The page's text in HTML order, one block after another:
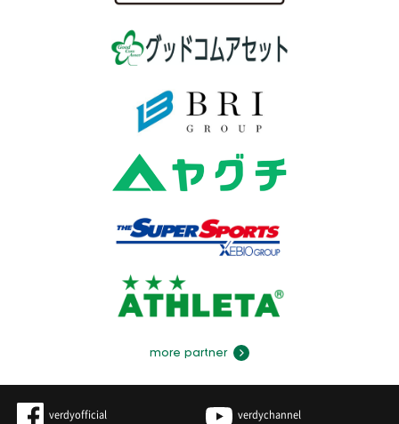
more partner
verdyofficial verdychannel